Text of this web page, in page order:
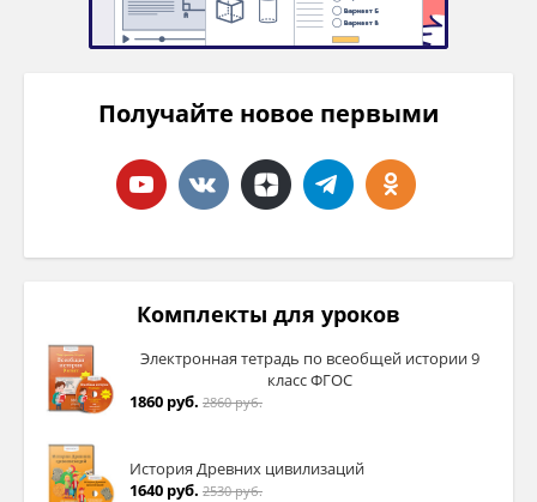
Получайте новое первыми
Комплекты для уроков
Электронная тетрадь по всеобщей истории 9
класс ФГОС
1860 руб. 2860 руб.
История Древних цивилизаций
1640 руб. 2530 руб.